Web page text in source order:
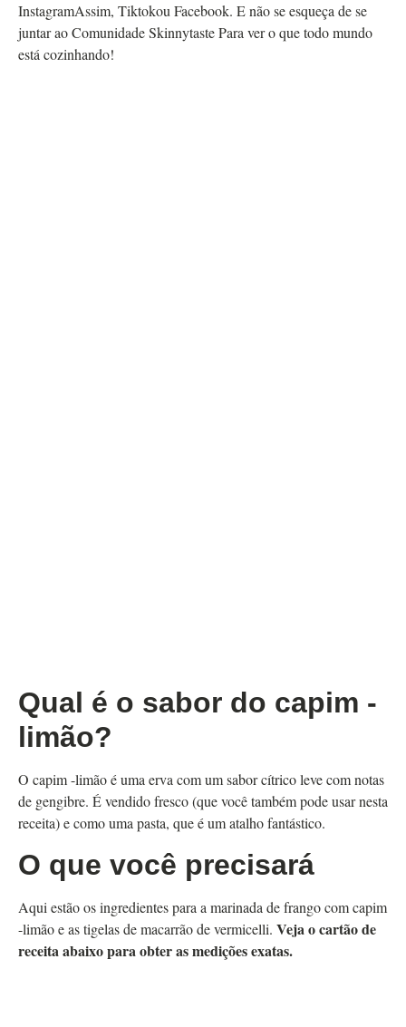
InstagramAssim, Tiktokou Facebook. E não se esqueça de se
juntar aoComunidade SkinnytastePara ver o que todo mundo
está cozinhando!
Qual é o sabor do capim -
limão?
O capim -limão é uma erva com um sabor cítrico leve com notas
de gengibre. É vendido fresco (que você também pode usar nesta
receita) e como uma pasta, que é um atalho fantástico.
O que você precisará
Aqui estão os ingredientes para a marinada de frango com capim
-limão e as tigelas de macarrão de vermicelli. Veja o cartão de
receita abaixo para obter as medições exatas.